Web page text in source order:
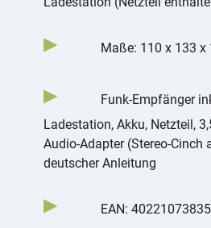
Maße: 110 x 133 x
Funk-Empfänger
Ladestation, Akku, Netzteil,
Audio-Adapter (Stereo-Cinch
deutscher Anleitung
EAN: